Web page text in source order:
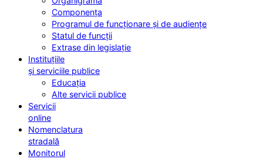
Componența
Programul de funcționare și de audiențe
Statul de funcții
Extrase din legislație
Instituțiile
și serviciile publice
Educația
Alte servicii publice
Servicii
online
Nomenclatura
stradală
Monitorul